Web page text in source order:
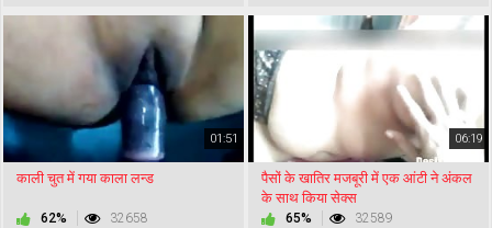
01:51
काली चुत में गया काला लन्ड
62% 32658
06:19
पैसों के खातिर मजबूरी में एक आंटी ने अंकल
के साथ किया सेक्स
65% 32589